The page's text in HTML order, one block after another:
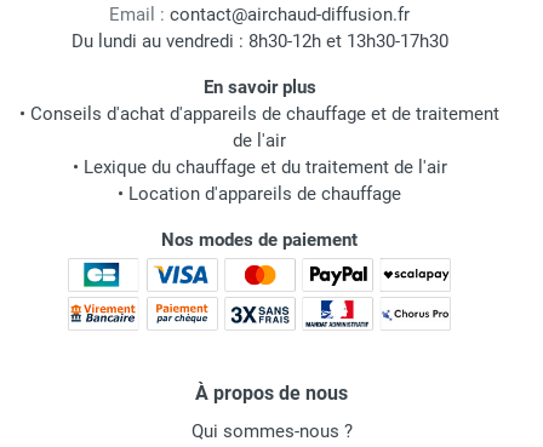
Email : contact@airchaud-diffusion.fr
Du lundi au vendredi : 8h30-12h et 13h30-17h30
En savoir plus
• Conseils d'achat d'appareils de chauffage et de traitement
de l'air
• Lexique du chauffage et du traitement de l'air
• Location d'appareils de chauffage
Nos modes de paiement
À propos de nous
Qui sommes-nous ?